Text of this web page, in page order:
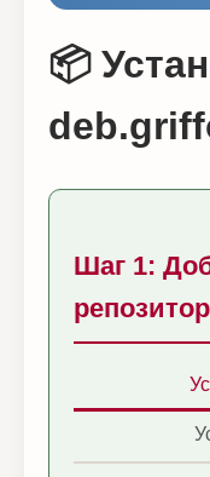
📦
Шаг 1: